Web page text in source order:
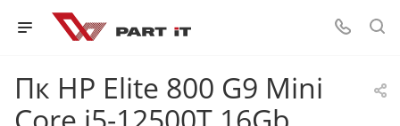
Пк HP Elite 800 G9 Mini